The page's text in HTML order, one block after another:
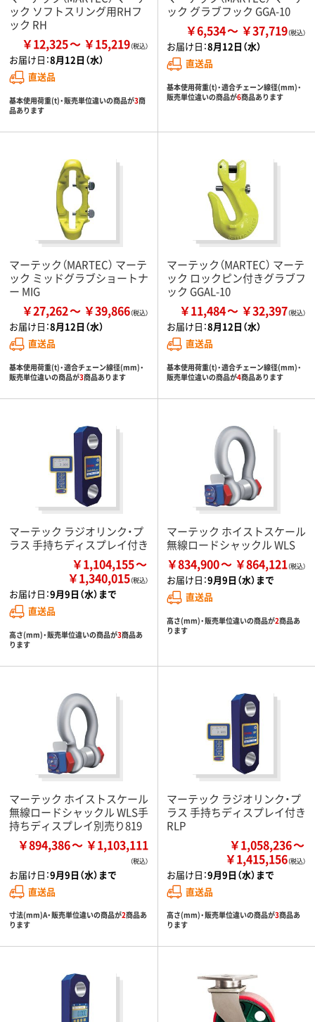
ック ソフトスリング用RHフ
ック RH
￥12,325 ￥15,219
お届け日：8月12日（水）
直送品
基本使用荷重(t)・販売単位違いの商品が3商
品あります
ック グラブフック GGA-10
￥6,534 ￥37,719
お届け日：8月12日（水）
直送品
基本使用荷重(t)・適合チェーン線径(mm)・
販売単位違いの商品が6商品あります
マーテック（MARTEC） マーテ
ック ミッドグラブショートナ
ー MIG
￥27,262 ￥39,866
お届け日：8月12日（水）
直送品
基本使用荷重(t)・適合チェーン線径(mm)・
販売単位違いの商品が3商品あります
マーテック（MARTEC） マーテ
ック ロックピン付きグラブフ
ック GGAL-10
￥11,484 ￥32,397
お届け日：8月12日（水）
直送品
基本使用荷重(t)・適合チェーン線径(mm)・
販売単位違いの商品が4商品あります
マーテック ラジオリンク・プ
ラス 手持ちディスプレイ付き
￥1,104,155
￥1,340,015
お届け日：9月9日（水）まで
直送品
高さ(mm)・販売単位違いの商品が3商品あ
ります
マーテック ホイストスケール
無線ロードシャックル WLS
￥834,900 ￥864,121
お届け日：9月9日（水）まで
直送品
高さ(mm)・販売単位違いの商品が2商品あ
ります
マーテック ホイストスケール
無線ロードシャックル WLS手
持ちディスプレイ別売り819
￥894,386 ￥1,103,111
お届け日：9月9日（水）まで
直送品
寸法(mm)A・販売単位違いの商品が2商品あ
ります
マーテック ラジオリンク・プ
ラス 手持ちディスプレイ付き
RLP
￥1,058,236
￥1,415,156
お届け日：9月9日（水）まで
直送品
高さ(mm)・販売単位違いの商品が3商品あ
ります